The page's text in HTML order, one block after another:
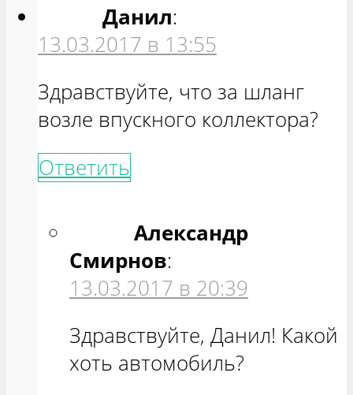
Данил:
13.03.2017 в 13:55
Здравствуйте, что за шланг
возле впускного коллектора?
Ответить
Александр
Смирнов:
13.03.2017 в 20:39
Здравствуйте, Данил! Какой
хоть автомобиль?